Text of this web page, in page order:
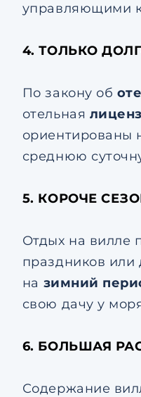
управляющими
4. ТОЛЬКО
По закону об
отельная
ориентированы
среднюю
5. КОРОЧЕ
Отдых на вилле
праздников или
на зимний
свою дачу у
6. БОЛЬШАЯ
Содержание